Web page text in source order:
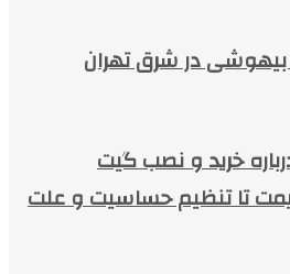
در شرق تهران
خرید و نصب گیت
تا تنظیم حساسیت و علت